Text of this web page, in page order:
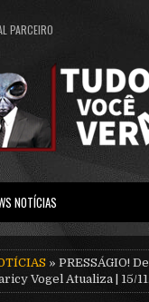
PARCEIRO
NOTÍCIAS
» PRESSÁGIO!
Vogel Atualiza | 15/